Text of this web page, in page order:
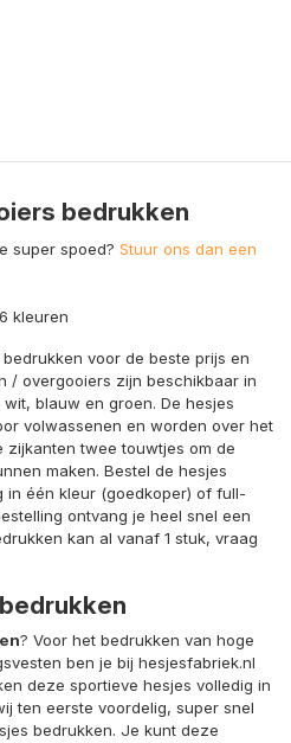
bedrukken
super spoed? Stuur ons dan een
kleuren
voor de beste prijs en
/ overgooiers zijn beschikbaar in
blauw en groen. De hesjes
volwassenen en worden over het
twee touwtjes om de
maken. Bestel de hesjes
in één kleur (goedkoper) of full-
ontvang je heel snel een
kan al vanaf 1 stuk, vraag
? Voor het bedrukken van hoge
ben je bij hesjesfabriek.nl
deze sportieve hesjes volledig in
ten eerste voordelig, super snel
bedrukken. Je kunt deze